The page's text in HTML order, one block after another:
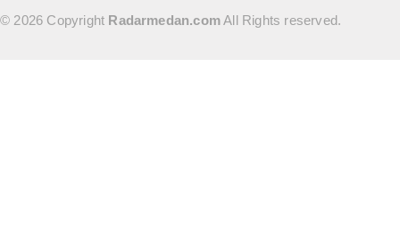
© 2026 Copyright Radarmedan.comAll Rights reserved.